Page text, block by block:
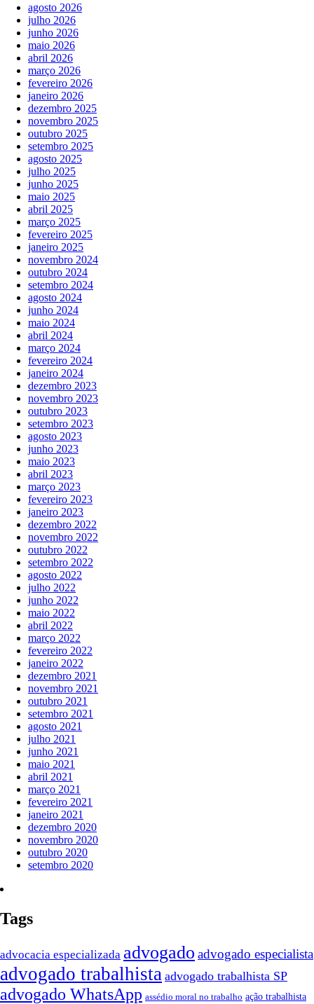
agosto 2026
julho 2026
junho 2026
maio 2026
abril 2026
março 2026
fevereiro 2026
janeiro 2026
dezembro 2025
novembro 2025
outubro 2025
setembro 2025
agosto 2025
julho 2025
junho 2025
maio 2025
abril 2025
março 2025
fevereiro 2025
janeiro 2025
novembro 2024
outubro 2024
setembro 2024
agosto 2024
junho 2024
maio 2024
abril 2024
março 2024
fevereiro 2024
janeiro 2024
dezembro 2023
novembro 2023
outubro 2023
setembro 2023
agosto 2023
junho 2023
maio 2023
abril 2023
março 2023
fevereiro 2023
janeiro 2023
dezembro 2022
novembro 2022
outubro 2022
setembro 2022
agosto 2022
julho 2022
junho 2022
maio 2022
abril 2022
março 2022
fevereiro 2022
janeiro 2022
dezembro 2021
novembro 2021
outubro 2021
setembro 2021
agosto 2021
julho 2021
junho 2021
maio 2021
abril 2021
março 2021
fevereiro 2021
janeiro 2021
dezembro 2020
novembro 2020
outubro 2020
setembro 2020
Tags
advocacia especializada advogado advogado especialista
advogado trabalhista advogado trabalhista SP
advogado WhatsApp assédio moral no trabalho ação trabalhista